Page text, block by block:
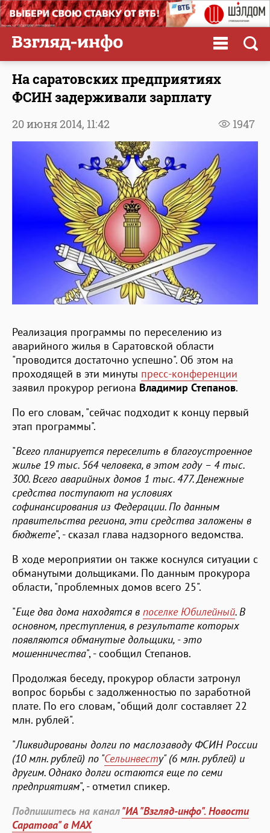
На саратовских предприятиях
ФСИН задерживали зарплату
1947
20 июня 2014, 11:42
Реализация программы по переселению из
аварийного жилья в Саратовской области
"проводится достаточно успешно". Об этом на
проходящей в эти минуты пресс-конференции
заявил прокурор региона Владимир Степанов.
По его словам, "сейчас подходит к концу первый
этап программы".
"Всего планируется переселить в благоустроенное
жилье 19 тыс. 564 человека, в этом году – 4 тыс.
300. Всего аварийных домов 1 тыс. 477. Денежные
средства поступают на условиях
софинансирования из Федерации. По данным
правительства региона, эти средства заложены в
бюджете", - сказал глава надзорного ведомства.
В ходе мероприятии он также коснулся ситуации с
обманутыми дольщиками. По данным прокурора
области, "проблемных домов всего 25".
"Еще два дома находятся в поселке Юбилейный. В
основном, преступления, в результате которых
появляются обманутые дольщики, - это
мошенничества", - сообщил Степанов.
Продолжая беседу, прокурор области затронул
вопрос борьбы с задолженностью по заработной
плате. По его словам, "общий долг составляет 22
млн. рублей".
"Ликвидированы долги по маслозаводу ФСИН России
(10 млн. рублей) по "Сельинвесту" (6 млн. рублей) и
другим. Однако долги остаются еще по семи
предприятиям", - отметил спикер.
Подпишитесь на канал"ИА "Взгляд-инфо". Новости
Саратова" в MAX